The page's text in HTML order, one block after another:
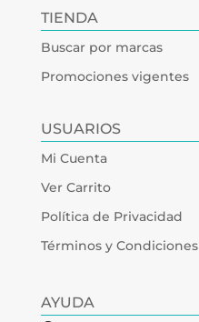
TIENDA
Buscar por marcas
Promociones vigentes
USUARIOS
Mi Cuenta
Ver Carrito
Política de Privacidad
Términos y Condiciones
AYUDA